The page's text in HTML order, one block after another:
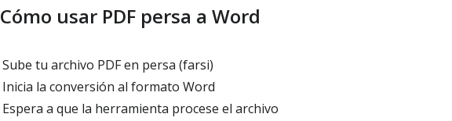
Cómo usar PDF persa a Word
Sube tu archivo PDF en persa (farsi)
Inicia la conversión al formato Word
Espera a que la herramienta procese el archivo